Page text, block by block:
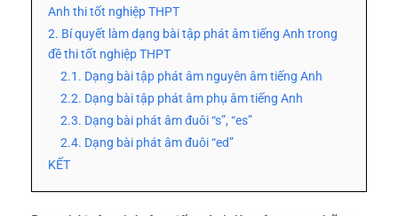
Anh thi tốt nghiệp THPT
2. Bí quyết làm dạng bài tập phát âm tiếng Anh trong
đề thi tốt nghiệp THPT
2.1. Dạng bài tập phát âm nguyên âm tiếng Anh
2.2. Dạng bài tập phát âm phụ âm tiếng Anh
2.3. Dạng bài phát âm đuôi “s”, “es”
2.4. Dạng bài phát âm đuôi “ed”
KẾT